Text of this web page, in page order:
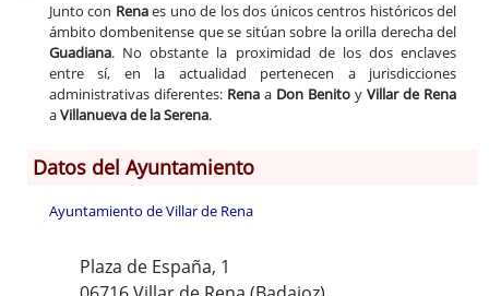
Junto con Renaes uno de los dos únicos centros históricos del
ámbito dombenitense que se sitúan sobre la orilla derecha del
Guadiana. No obstante la proximidad de los dos enclaves
entre sí, en la actualidad pertenecen a jurisdicciones
administrativas diferentes: Rena a Don Benito y Villar de Rena
aVillanueva de la Serena.
Datos del Ayuntamiento
Ayuntamiento de Villar de Rena
Plaza de España, 1